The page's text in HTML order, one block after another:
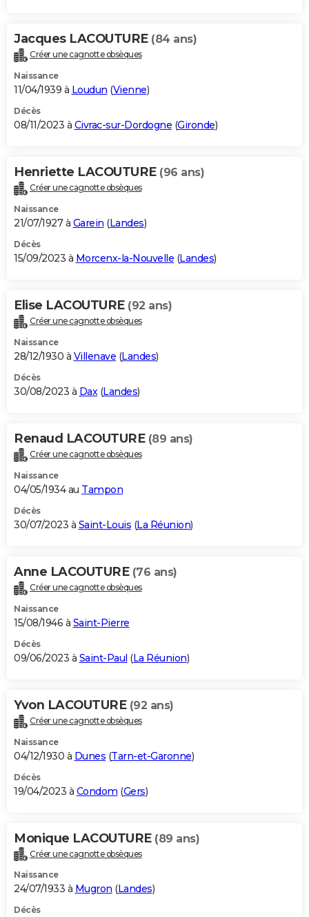
Jacques LACOUTURE (84 ans)
Créer une cagnotte obsèques
Naissance
11/04/1939 à Loudun (Vienne)
Décès
08/11/2023 à Civrac-sur-Dordogne (Gironde)
Henriette LACOUTURE (96 ans)
Créer une cagnotte obsèques
Naissance
21/07/1927 à Garein (Landes)
Décès
15/09/2023 à Morcenx-la-Nouvelle (Landes)
Elise LACOUTURE (92 ans)
Créer une cagnotte obsèques
Naissance
28/12/1930 à Villenave (Landes)
Décès
30/08/2023 à Dax(Landes)
Renaud LACOUTURE (89 ans)
Créer une cagnotte obsèques
Naissance
04/05/1934 au Tampon
Décès
30/07/2023 à Saint-Louis (La Réunion)
Anne LACOUTURE (76 ans)
Créer une cagnotte obsèques
Naissance
15/08/1946 à Saint-Pierre
Décès
09/06/2023 à Saint-Paul (La Réunion)
Yvon LACOUTURE (92 ans)
Créer une cagnotte obsèques
Naissance
04/12/1930 à Dunes (Tarn-et-Garonne)
Décès
19/04/2023 à Condom (Gers)
Monique LACOUTURE (89 ans)
Créer une cagnotte obsèques
Naissance
24/07/1933 à Mugron (Landes)
Décès